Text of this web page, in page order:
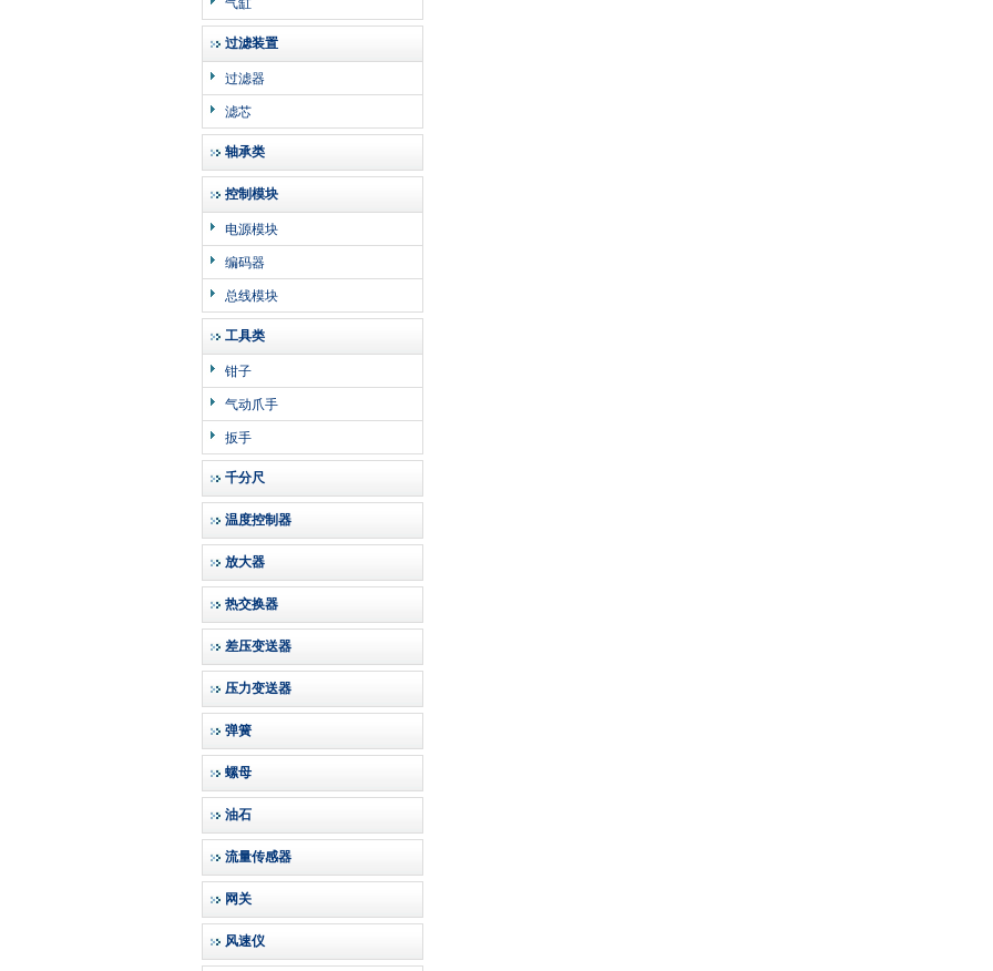
气缸
过滤装置
过滤器
滤芯
轴承类
控制模块
电源模块
编码器
总线模块
工具类
钳子
气动爪手
扳手
千分尺
温度控制器
放大器
热交换器
差压变送器
压力变送器
弹簧
螺母
油石
流量传感器
网关
风速仪